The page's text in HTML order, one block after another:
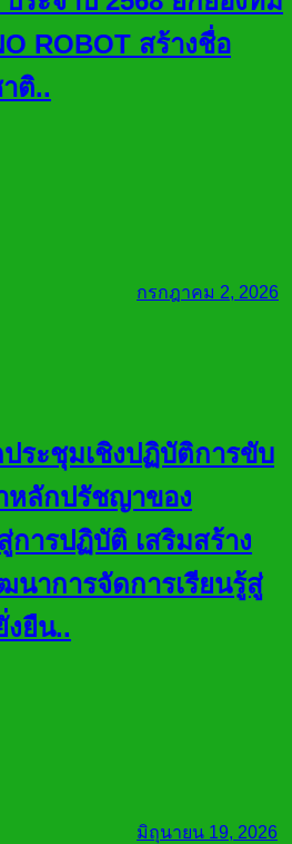
ROBOT สร้างชื่อ
ติ..
กรกฎาคม 2, 2026
ระชุมเชิงปฏิบัติการขับ
หลักปรัชญาของ
การปฏิบัติ เสริมสร้าง
นาการจัดการเรียนรู้สู่
งยืน..
มิถุนายน 19, 2026